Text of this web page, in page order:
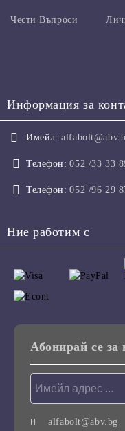
Чести Въпроси
Информация за
Имейл:
Телефон: 052 /33 33
Телефон: 052 /96 29
Ние работим с
Абонирай се
alfabolt@abv.bg